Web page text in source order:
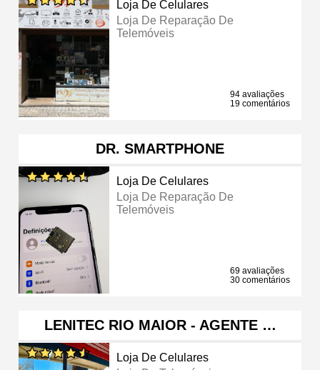
Loja De Celulares
Loja De Reparação De
Telemóveis
94 avaliações
19 comentários
DR. SMARTPHONE
Loja De Celulares
Loja De Reparação De
Telemóveis
69 avaliações
30 comentários
LENITEC RIO MAIOR - AGENTE …
Loja De Celulares